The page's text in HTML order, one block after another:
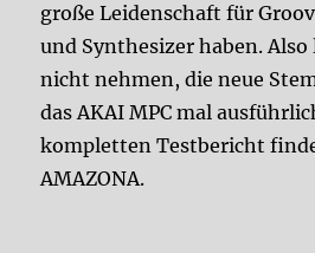
große Leidenschaft für
und Synthesizer haben. Also
nicht nehmen, die neue
das AKAI MPC mal
kompletten Testbericht
AMAZONA.